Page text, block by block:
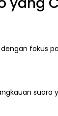
fokus
suara